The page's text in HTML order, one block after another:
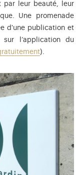
par leur beauté, leur
Une promenade
d'une publication et
l’application du
).